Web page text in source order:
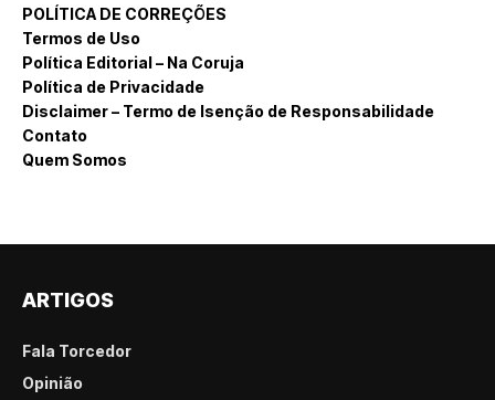
POLÍTICA DE CORREÇÕES
Termos de Uso
Política Editorial – Na Coruja
Política de Privacidade
Disclaimer – Termo de Isenção de Responsabilidade
Contato
Quem Somos
ARTIGOS
Fala Torcedor
Opinião